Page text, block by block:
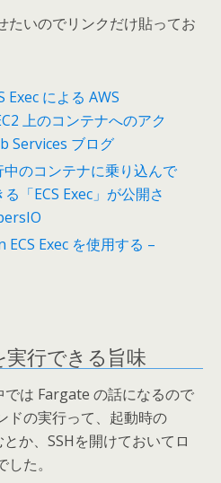
たいのでリンクだけ貼ってお
Exec による AWS
上のコンテナへのアク
Services ブログ
のコンテナに乗り込んで
「ECS Exec」が公開さ
Exec を使用する –
行できる旨味
では Fargate の話になるので
ドの実行って、起動時の
か、SSHを開けておいてロ
た。